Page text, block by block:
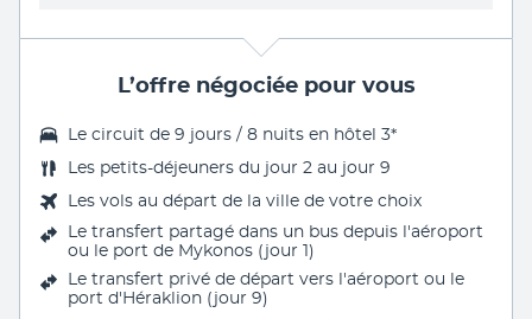
L’offre négociée pour vous
Le circuit de 9 jours / 8 nuits en hôtel 3*
Les petits-déjeuners du jour 2 au jour 9
Les vols au départ de la ville de votre choix
Le transfert partagé dans un bus depuis l'aéroport
ou le port de Mykonos (jour 1)
Le transfert privé de départ vers l'aéroport ou le
port d'Héraklion (jour 9)